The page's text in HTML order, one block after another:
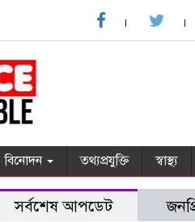
বিনোদন তথ্যপ্রযুক্তি স্বাস্থ্য
সর্বশেষ আপডেট